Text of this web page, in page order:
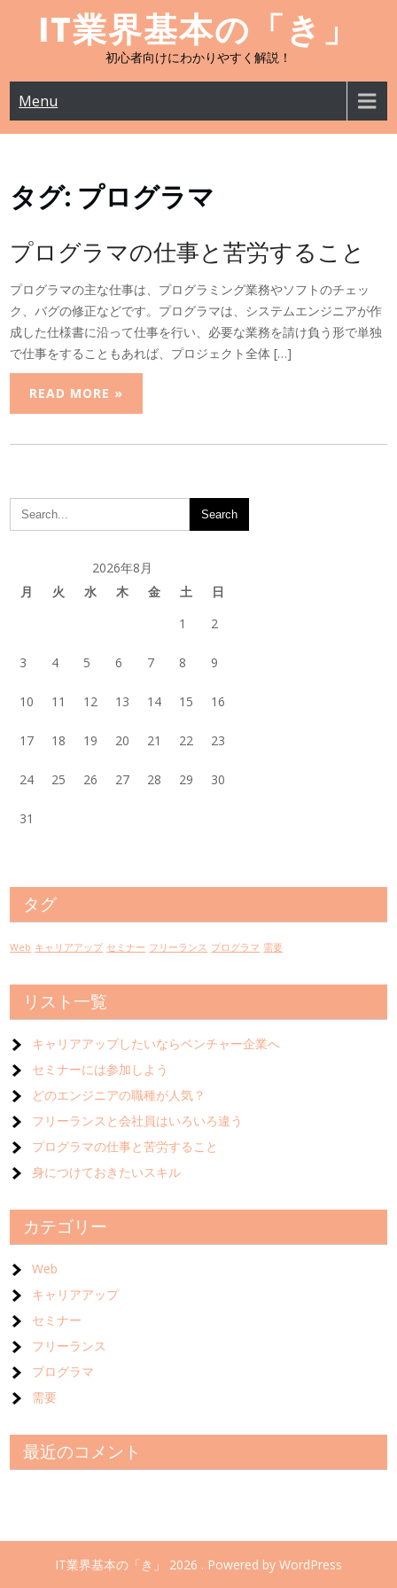
IT業界基本の「き」
初心者向けにわかりやすく解説！
Menu
タグ: プログラマ
プログラマの仕事と苦労すること
プログラマの主な仕事は、プログラミング業務やソフトのチェッ
ク、バグの修正などです。プログラマは、システムエンジニアが作
成した仕様書に沿って仕事を行い、必要な業務を請け負う形で単独
で仕事をすることもあれば、プロジェクト全体 […]
READ MORE »
2026年8月
月
火 水 木 金 土
日
1
2
3 4 5 6 7 8 9
10 11 12 13 14 15 16
17 18 19 20 21 22 23
24 25 26 27 28 29 30
31
タグ
Web キャリアアップ セミナー フリーランス プログラマ 需要
リスト一覧
キャリアアップしたいならベンチャー企業へ
セミナーには参加しよう
どのエンジニアの職種が人気？
フリーランスと会社員はいろいろ違う
プログラマの仕事と苦労すること
身につけておきたいスキル
カテゴリー
Web
キャリアアップ
セミナー
フリーランス
プログラマ
需要
最近のコメント
IT業界基本の「き」 2026 . Powered by WordPress